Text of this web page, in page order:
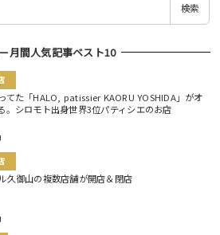
検索
月間人気記事ベスト10
てた「HALO, patissier KAORU YOSHIDA」がオ
。シロモト出身世界3位パティシエのお店
久御山の複数店舗が開店＆閉店